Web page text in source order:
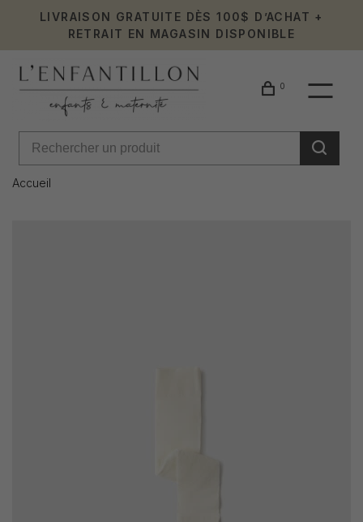
LIVRAISON GRATUITE DÈS 100$ D’ACHAT +
RETRAIT EN MAGASIN DISPONIBLE
0
Accueil